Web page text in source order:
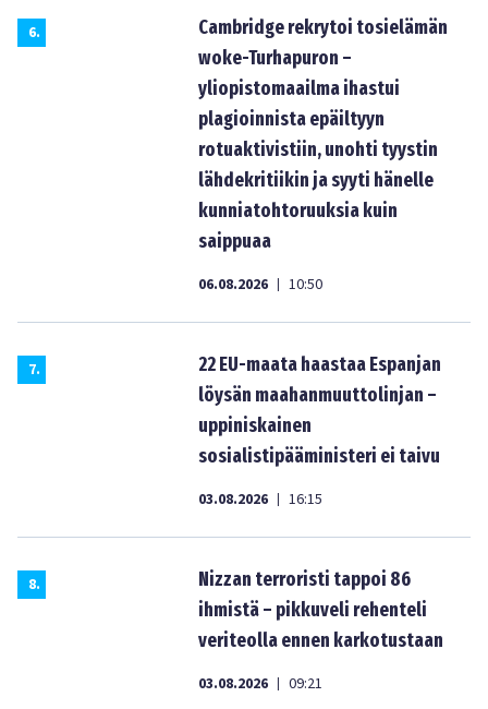
6.
Cambridge rekrytoi tosielämän
woke-Turhapuron –
yliopistomaailma ihastui
plagioinnista epäiltyyn
rotuaktivistiin, unohti tyystin
lähdekritiikin ja syyti hänelle
kunniatohtoruuksia kuin
saippuaa
06.08.2026 | 10:50
7.
22 EU-maata haastaa Espanjan
löysän maahanmuuttolinjan –
uppiniskainen
sosialistipääministeri ei taivu
03.08.2026 | 16:15
8.
Nizzan terroristi tappoi 86
ihmistä – pikkuveli rehenteli
veriteolla ennen karkotustaan
03.08.2026 | 09:21